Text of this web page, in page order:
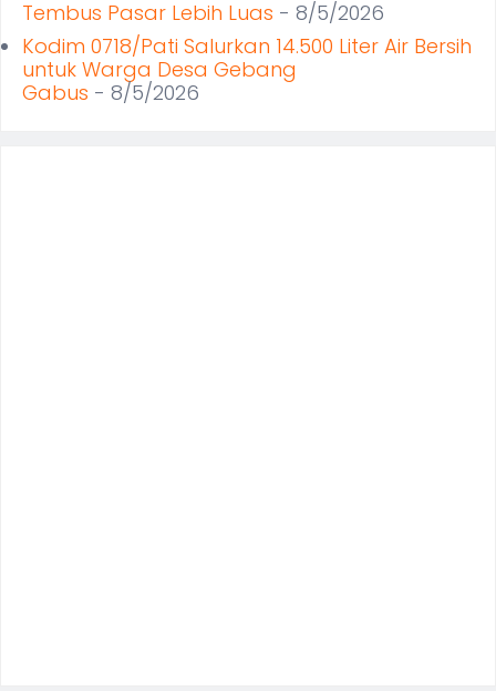
Tembus Pasar Lebih Luas - 8/5/2026
Kodim 0718/Pati Salurkan 14.500 Liter Air Bersih
untuk Warga Desa Gebang
Gabus - 8/5/2026